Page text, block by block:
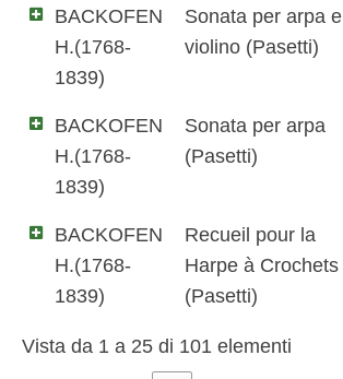
BACKOFEN
H.(1768-
1839)
Sonata per arpa e
violino (Pasetti)
BACKOFEN
H.(1768-
1839)
Sonata per arpa
(Pasetti)
BACKOFEN
H.(1768-
1839)
Recueil pour la
Harpe à Crochets
(Pasetti)
Vista da 1 a 25 di 101 elementi